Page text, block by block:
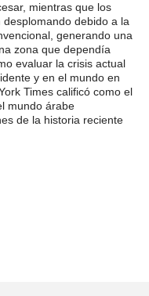
mientras que los
debido a la
generando una
zona que dependía
evaluar la crisis actual
y en el mundo en
Times calificó como el
mundo árabe
de la historia reciente